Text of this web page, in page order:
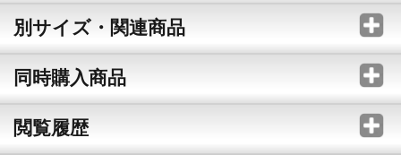
別サイズ・関連商品
同時購入商品
閲覧履歴